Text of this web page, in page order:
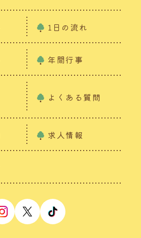
1日の流れ
年間行事
よくある質問
求人情報